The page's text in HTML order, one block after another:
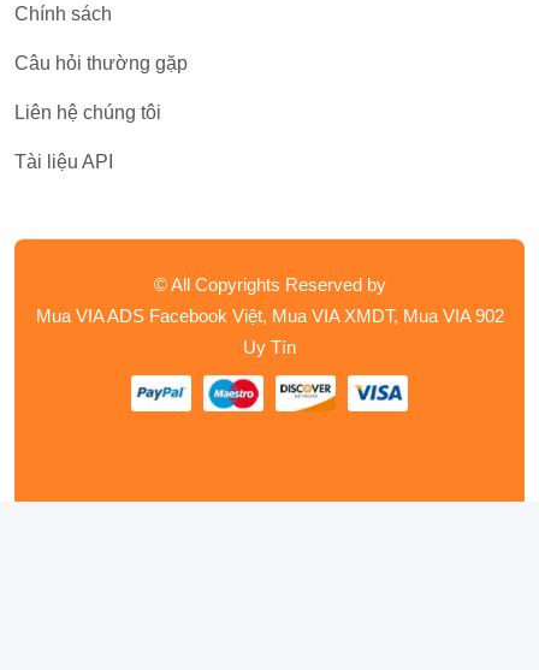
Chính sách
Câu hỏi thường gặp
Liên hệ chúng tôi
Tài liệu API
© All Copyrights Reserved by
Mua VIA ADS Facebook Việt, Mua VIA XMDT, Mua VIA 902
Uy Tín